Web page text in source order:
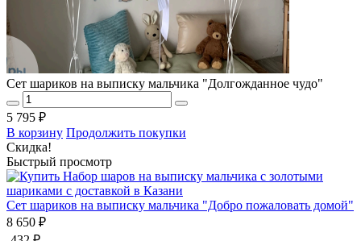
Сет шариков на выписку мальчика "Долгожданное чудо"
5 795 ₽
В корзину Продолжить покупки
Скидка!
Быстрый просмотр
Сет шариков на выписку мальчика "Добро пожаловать домой"
8 650 ₽